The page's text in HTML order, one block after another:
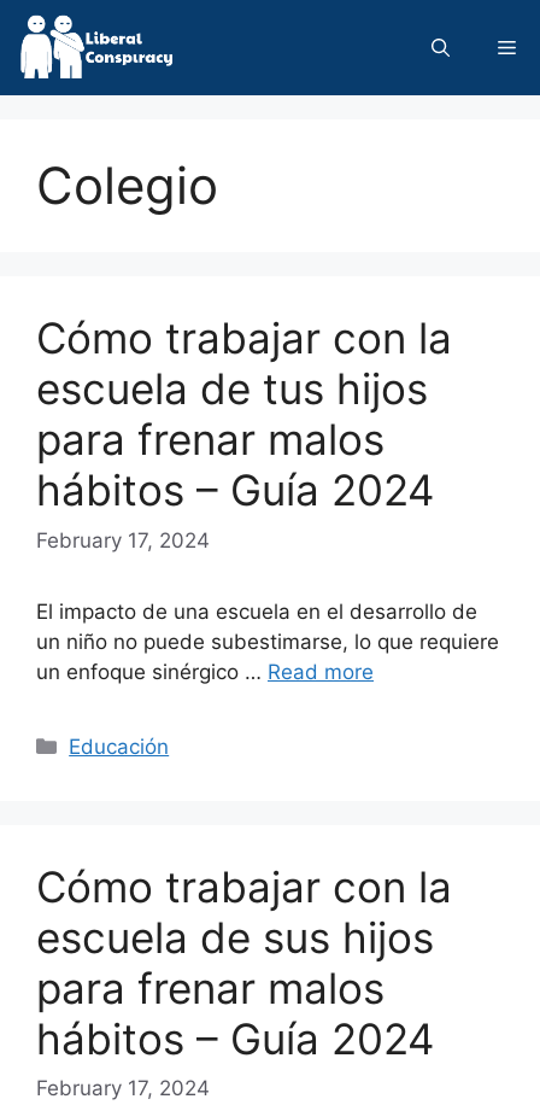
Skip
content
Colegio
Cómo trabajar con la
escuela de tus hijos
para frenar malos
hábitos – Guía 2024
February 17, 2024
El impacto de una escuela en el desarrollo de
un niño no puede subestimarse, lo que requiere
un enfoque sinérgico … Read more
Categories
Educación
Cómo trabajar con la
escuela de sus hijos
para frenar malos
hábitos – Guía 2024
February 17, 2024